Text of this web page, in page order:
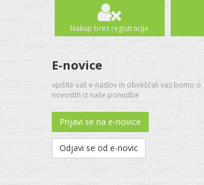
Nakup brez registracije
E-novice
vpišite vaš e-naslov in obveščali vas bomo o
novostih iz naše ponudbe
Prijavi se na e-novice
Odjavi se od e-novic